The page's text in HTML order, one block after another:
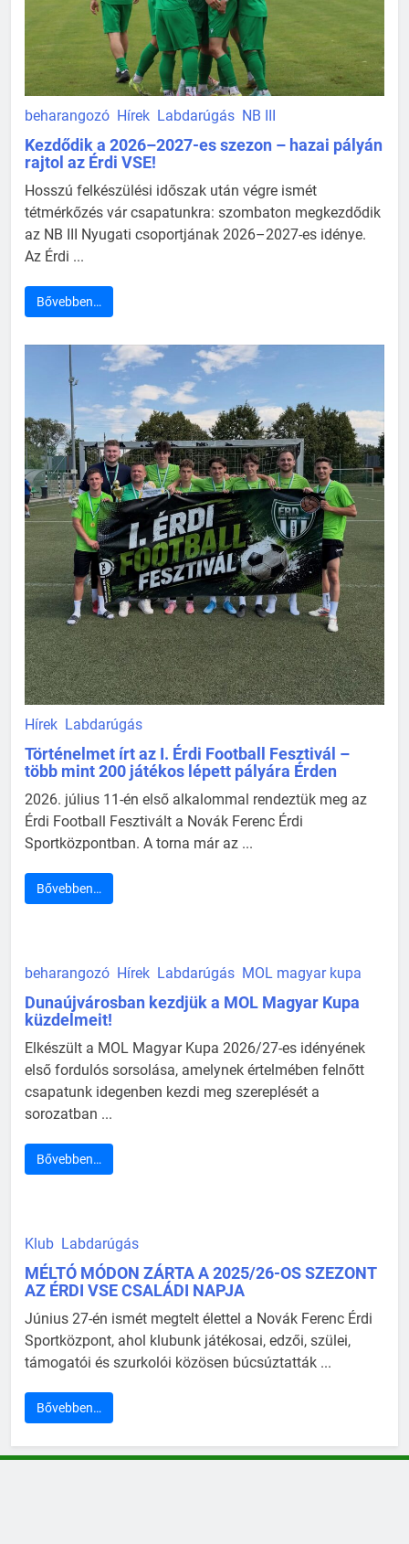
beharangozó Hírek Labdarúgás NB III
Kezdődik a 2026–2027-es szezon – hazai pályán
rajtol az Érdi VSE!
Hosszú felkészülési időszak után végre ismét
tétmérkőzés vár csapatunkra: szombaton megkezdődik
az NB III Nyugati csoportjának 2026–2027-es idénye.
Az Érdi ...
Bővebben…
Hírek Labdarúgás
Történelmet írt az I. Érdi Football Fesztivál –
több mint 200 játékos lépett pályára Érden
2026. július 11-én első alkalommal rendeztük meg az
Érdi Football Fesztivált a Novák Ferenc Érdi
Sportközpontban. A torna már az ...
Bővebben…
beharangozó Hírek Labdarúgás MOL magyar kupa
Dunaújvárosban kezdjük a MOL Magyar Kupa
küzdelmeit!
Elkészült a MOL Magyar Kupa 2026/27-es idényének
első fordulós sorsolása, amelynek értelmében felnőtt
csapatunk idegenben kezdi meg szereplését a
sorozatban ...
Bővebben…
Klub Labdarúgás
MÉLTÓ MÓDON ZÁRTA A 2025/26-OS SZEZONT
AZ ÉRDI VSE CSALÁDI NAPJA
Június 27-én ismét megtelt élettel a Novák Ferenc Érdi
Sportközpont, ahol klubunk játékosai, edzői, szülei,
támogatói és szurkolói közösen búcsúztatták ...
Bővebben…